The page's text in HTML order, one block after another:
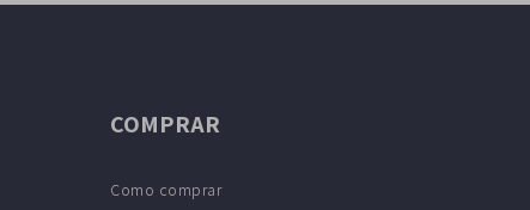
COMPRAR
Como comprar